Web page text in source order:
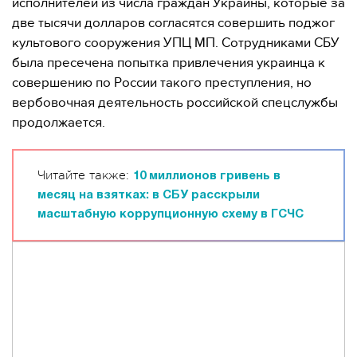
исполнителей из числа граждан Украины, которые за
две тысячи долларов согласятся совершить поджог
культового сооружения УПЦ МП. Сотрудниками СБУ
была пресечена попытка привлечения украинца к
совершению по России такого преступления, но
вербовочная деятельность российской спецслужбы
продолжается.
Читайте также: 10 миллионов гривень в
месяц на взятках: в СБУ расскрыли
масштабную коррупционную схему в ГСЧС